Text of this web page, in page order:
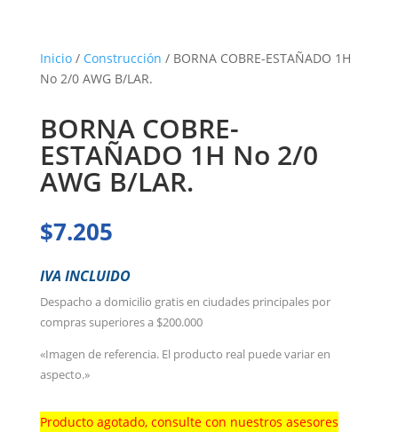
Inicio/ Construcción / BORNA COBRE-ESTAÑADO 1H
No 2/0 AWG B/LAR.
BORNA COBRE-
ESTAÑADO 1H No 2/0
AWG B/LAR.
$7.205
IVA INCLUIDO
Despacho a domicilio gratis en ciudades principales por
compras superiores a $200.000
«Imagen de referencia. El producto real puede variar en
aspecto.»
Producto agotado, consulte con nuestros asesores